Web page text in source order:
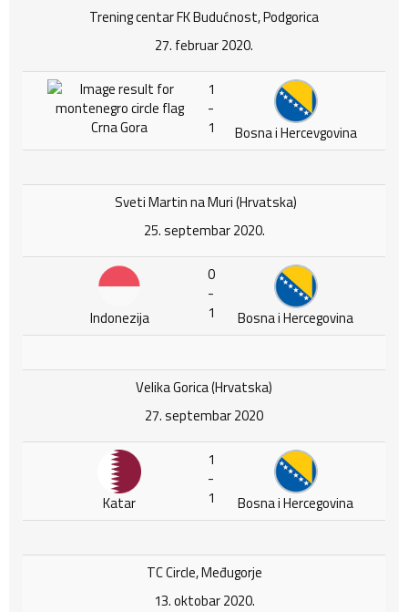
Trening centar FK Budućnost, Podgorica
27. februar 2020.
Crna Gora
1
-
1
Bosna i Hercevgovina
Sveti Martin na Muri (Hrvatska)
25. septembar 2020.
Indonezija
0
-
1
Bosna i Hercegovina
Velika Gorica (Hrvatska)
27. septembar 2020
Katar
1
-
1
Bosna i Hercegovina
TC Circle, Međugorje
13. oktobar 2020.